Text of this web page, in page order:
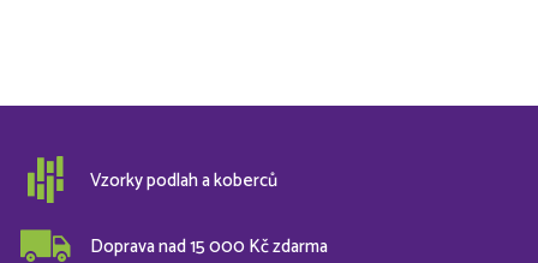
Vzorky podlah a koberců
Doprava nad 15 000 Kč zdarma